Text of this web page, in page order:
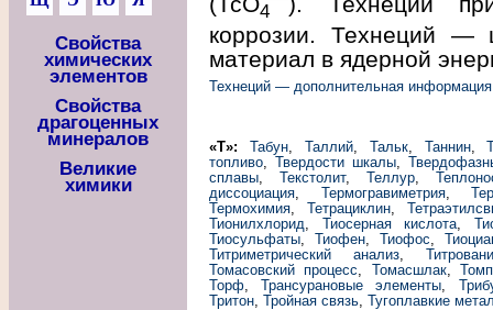
Свойства
химических
элементов
Свойства
драгоценных
минералов
Великие
химики
4
коррозии. Технеций —
материал в ядерной
Технеций — дополнительная информация
«Т»: Табун, Таллий, Тальк, Таннин,
топливо
Твердости шкалы
сплавы
Текстолит, Теллур,
диссоциация
Термогравиметрия,
Термохимия ,Тетрациклин ,
Тионилхлорид
Тиосерная кислота
Тиосульфаты
Тиофен, Тиофос
Титриметрический анализ,
Томасовский процесс
Томасшлак,
Торф ,Трансурановые элементы
Тритон Тройная связь Тугоплавкие